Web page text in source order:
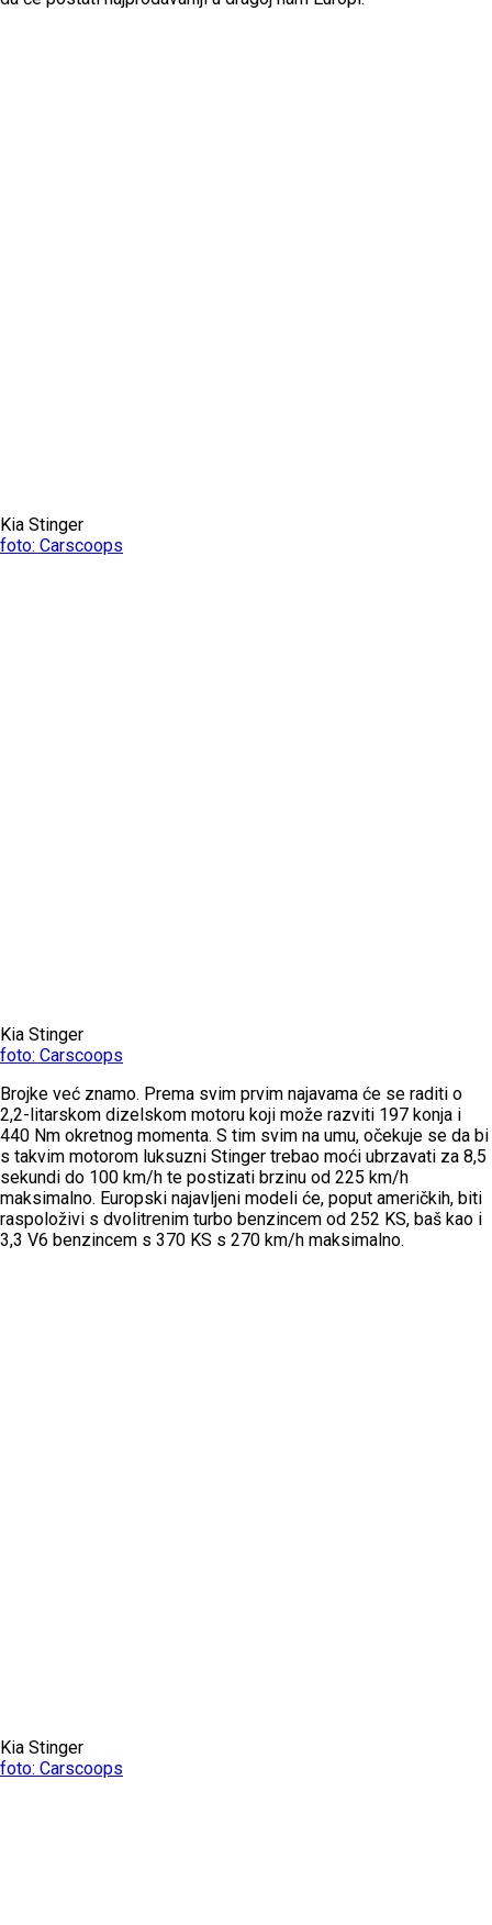
Kia Stinger
foto: Carscoops
Kia Stinger
foto: Carscoops
Brojke već znamo. Prema svim prvim najavama će se raditi o
2,2-litarskom dizelskom motoru koji može razviti 197 konja i
440 Nm okretnog momenta. S tim svim na umu, očekuje se da bi
s takvim motorom luksuzni Stinger trebao moći ubrzavati za 8,5
sekundi do 100 km/h te postizati brzinu od 225 km/h
maksimalno. Europski najavljeni modeli će, poput američkih, biti
raspoloživi s dvolitrenim turbo benzincem od 252 KS, baš kao i
3,3 V6 benzincem s 370 KS s 270 km/h maksimalno.
Kia Stinger
foto: Carscoops